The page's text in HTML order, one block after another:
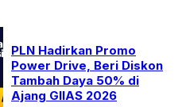
PLN Hadirkan Promo
Power Drive, Beri Diskon
Tambah Daya 50% di
Ajang GIIAS 2026